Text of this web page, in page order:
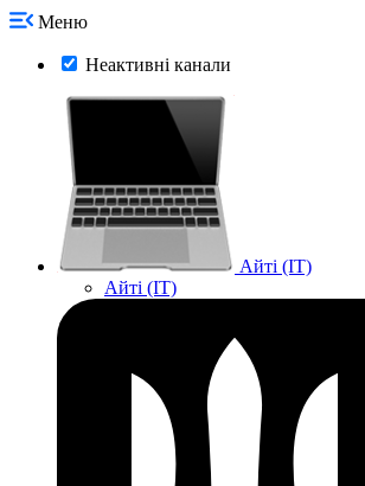
Меню
Неактивні канали
Айті (IT)
Айті (IT)